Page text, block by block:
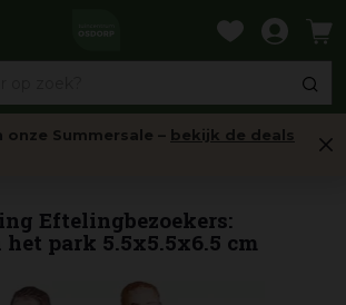
Summersale – bekijk de deals
Eftelingbezoekers:
park 5.5x5.5x6.5 cm